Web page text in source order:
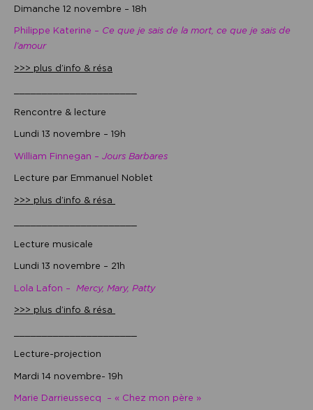
Dimanche 12 novembre – 18h
Philippe Katerine – Ce que je sais de la mort, ce que je sais de
l’amour
>>> plus d’info & résa
Rencontre & lecture
Lundi 13 novembre – 19h
William Finnegan – Jours Barbares
Lecture par Emmanuel Noblet
>>> plus d’info & résa
Lecture musicale
Lundi 13 novembre – 21h
Lola Lafon – Mercy, Mary, Patty
>>> plus d’info & résa
Lecture-projection
Mardi 14 novembre- 19h
Marie Darrieussecq – « Chez mon père »